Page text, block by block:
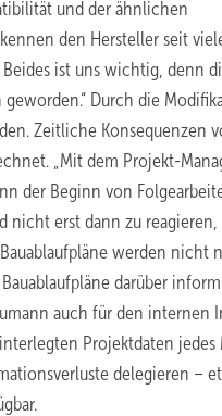
und der ähnlichen
den Hersteller seit
ist uns wichtig, denn
Durch die
Zeitliche Konsequenzen
„Mit dem Projekt-
der Beginn von
nicht erst dann zu
werden
darüber
auch für den internen
Projektdaten jedes
delegieren –